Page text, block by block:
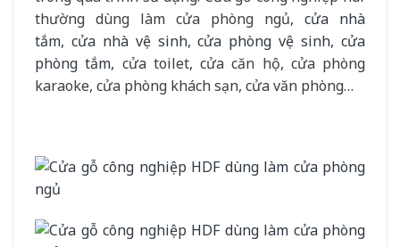
thường dùng làm cửa phòng ngủ, cửa nhà
tắm, cửa nhà vệ sinh,cửa phòng vệ sinh,cửa
phòng tắm, cửa toilet, cửa căn hộ, cửa phòng
karaoke, cửa phòng khách sạn, cửa văn phòng…